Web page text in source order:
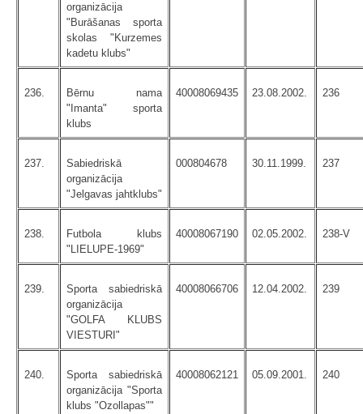
organizācija
"Burāšanas sporta
skolas "Kurzemes
kadetu klubs"
236.
Bērnu nama
"Imanta" sporta
klubs
40008069435 23.08.2002. 236
237.
Sabiedriskā
organizācija
"Jelgavas jahtklubs"
000804678 30.11.1999. 237
238.
Futbola klubs
"LIELUPE-1969"
40008067190 02.05.2002. 238-V
239.
Sporta sabiedriskā
organizācija
"GOLFA KLUBS
VIESTURI"
40008066706 12.04.2002. 239
240.
Sporta sabiedriskā
organizācija "Sporta
klubs "Ozollapas""
40008062121 05.09.2001. 240